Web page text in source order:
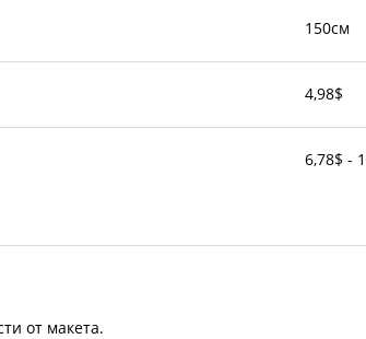
150см
4,98$
6,78$ -
от макета.